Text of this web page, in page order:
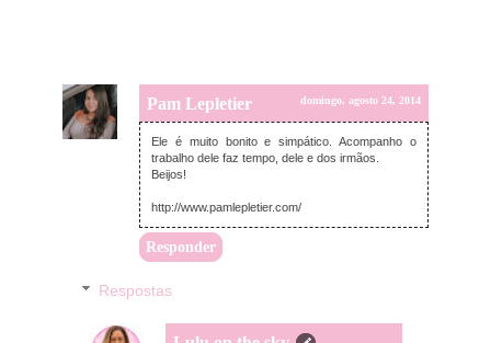
Pam Lepletier domingo, agosto 24, 2014
Ele é muito bonito e simpático. Acompanho o
trabalho dele faz tempo, dele e dos irmãos.
Beijos!
http://www.pamlepletier.com/
Responder
Respostas